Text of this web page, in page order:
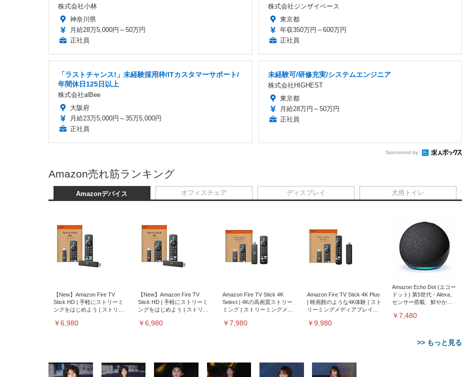
株式会社小林
神奈川県
月給28万5,000円～50万円
正社員
株式会社ジンザイベース
東京都
年収350万円～600万円
正社員
「ラストチャンス!」未経験採用枠/ITカスタマーサポート/
年間休日125日以上
株式会社alBee
大阪府
月給23万5,000円～35万5,000円
正社員
未経験可/研修充実/システムエンジニア
株式会社HIGHEST
東京都
月給28万円～50万円
正社員
Sponsored by
Amazon売れ筋ランキング
Amazonデバイス
【New】Amazon Fire TV
Stick HD | 手軽にストリーミ
ングをはじめよう | ストリー
￥6,980
【New】Amazon Fire TV
Stick HD | 手軽にストリーミ
ングをはじめよう | ストリー
￥6,980
Amazon Fire TV Stick 4K
Select | 4Kの高画質ストリー
ミング | ストリーミングメデ
￥7,980
Amazon Fire TV Stick 4K Plus
| 映画館のような4K体験 | スト
リーミングメディアプレイヤ
￥9,980
Amazon Echo Dot (エコー
ドット) 第5世代 - Alexa、
センサー搭載、鮮やかな
￥7,480
>> もっと見る
オフィスチェア ディスプレイ 犬用トイレ